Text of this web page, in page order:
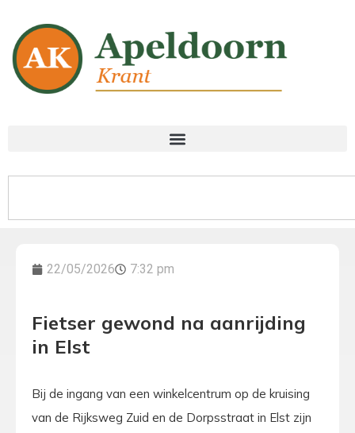
22/05/2026 7:32 pm
Fietser gewond na aanrijding
in Elst
Bij de ingang van een winkelcentrum op de kruising
van de Rijksweg Zuid en de Dorpsstraat in Elst zijn